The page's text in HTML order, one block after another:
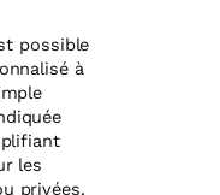
possible
à
les
privées.